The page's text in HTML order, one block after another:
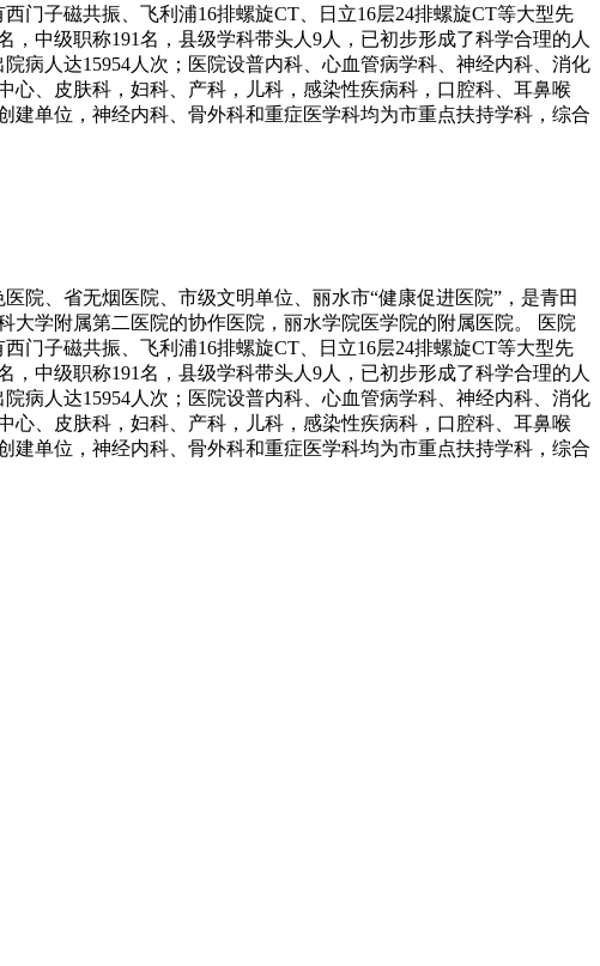
门子磁共振、飞利浦16排螺旋CT、日立16层24排螺旋CT等大型先
中级职称191名，县级学科带头人9人，已初步形成了科学合理的人
病人达15954人次；医院设普内科、心血管病学科、神经内科、消化
、皮肤科，妇科、产科，儿科，感染性疾病科，口腔科、耳鼻喉
单位，神经内科、骨外科和重症医学科均为市重点扶持学科，综合
院、省无烟医院、市级文明单位、丽水市“健康促进医院”，是青田
学附属第二医院的协作医院，丽水学院医学院的附属医院。 医院
门子磁共振、飞利浦16排螺旋CT、日立16层24排螺旋CT等大型先
中级职称191名，县级学科带头人9人，已初步形成了科学合理的人
病人达15954人次；医院设普内科、心血管病学科、神经内科、消化
、皮肤科，妇科、产科，儿科，感染性疾病科，口腔科、耳鼻喉
单位，神经内科、骨外科和重症医学科均为市重点扶持学科，综合